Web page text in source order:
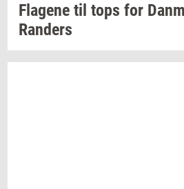
Fla­ge­ne til tops for
Ran­ders